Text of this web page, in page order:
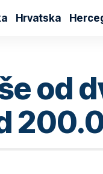
Hrvatska
od